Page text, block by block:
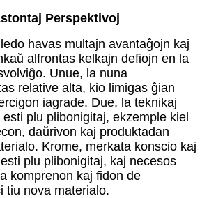
Perspektivoj
havas multajn avantaĝojn kaj
alfrontas kelkajn defiojn en la
Unue, la nuna
relative alta, kio limigas ĝian
iagrade. Due, la teknikaj
plu plibonigitaj, ekzemple kiel
daŭrivon kaj produktadan
Krome, merkata konscio kaj
plu plibonigitaj, kaj necesos
komprenon kaj fidon de
tiu nova materialo.